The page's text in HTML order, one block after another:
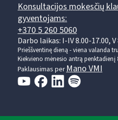
Konsultacijos mokesčių
gyventojams:
+370 5 260 5060
Darbo laikas: I-IV 8.00-17.00, V
Prieššventinę dieną - viena valanda
Kiekvieno mėnesio antrą penktadienį
Paklausimas perMano VMI